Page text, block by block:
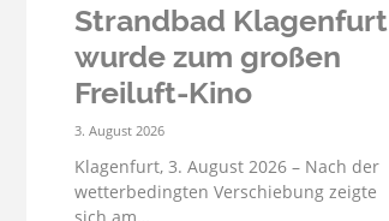
Strandbad Klagenfurt
wurde zum großen
Freiluft-Kino
3. August 2026
Klagenfurt, 3. August 2026 – Nach der
wetterbedingten Verschiebung zeigte